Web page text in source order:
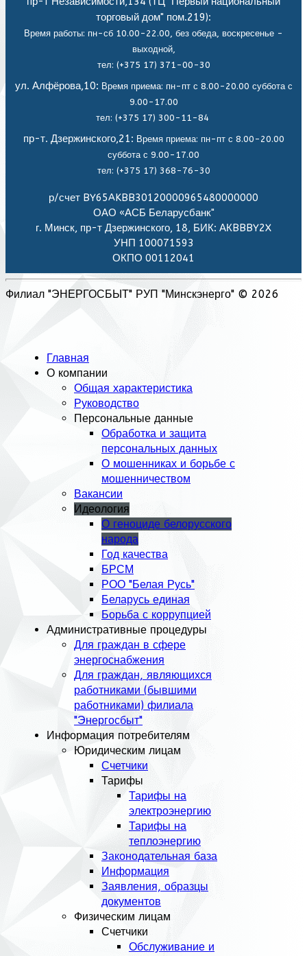
торговый дом" пом.219):
Время работы: пн-сб 10.00-22.00, без обеда, воскресенье -
выходной,
тел: (+375 17) 371-00-30
ул. Алфёрова,10: Время приема: пн-пт с 8.00-20.00 суббота с
9.00-17.00
тел: (+375 17) 300-11-84
пр-т. Дзержинского,21: Время приема: пн-пт с 8.00-20.00
суббота с 9.00-17.00
тел: (+375 17) 368-76-30
р/счет BY65AKBB30120000965480000000
ОАО «АСБ Беларусбанк"
г. Минск, пр-т Дзержинского, 18, БИК: АКBBBY2X
УНП 100071593
ОКПО 00112041
Филиал "ЭНЕРГОСБЫТ" РУП "Минскэнерго" © 2026
Главная
О компании
Общая характеристика
Руководство
Персональные данные
Обработка и защита
персональных данных
О мошенниках и борьбе с
мошенничеством
Вакансии
Идеология
О геноциде белорусского
народа
Год качества
БРСМ
РОО "Белая Русь"
Беларусь единая
Борьба с коррупцией
Административные процедуры
Для граждан в сфере
энергоснабжения
Для граждан, являющихся
работниками (бывшими
работниками) филиала
"Энергосбыт"
Информация потребителям
Юридическим лицам
Счетчики
Тарифы
Тарифы на
электроэнергию
Тарифы на
теплоэнергию
Законодательная база
Информация
Заявления, образцы
документов
Физическим лицам
Счетчики
Обслуживание и